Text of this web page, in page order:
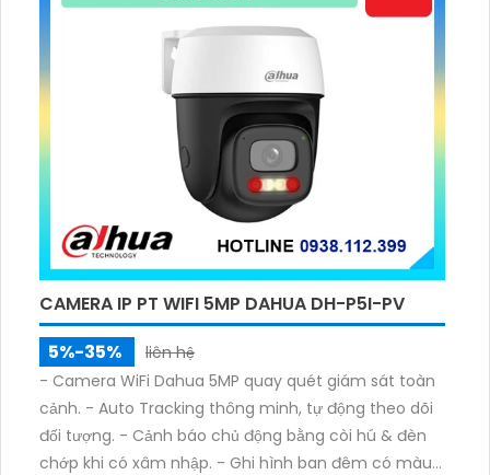
CAMERA IP PT WIFI 5MP DAHUA DH-P5I-PV
5%-35%
liên hệ
- Camera WiFi Dahua 5MP quay quét giám sát toàn
cảnh. - Auto Tracking thông minh, tự động theo dõi
đối tượng. - Cảnh báo chủ động bằng còi hú & đèn
chớp khi có xâm nhập. - Ghi hình ban đêm có màu